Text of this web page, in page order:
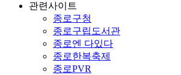
관련사이트
종로구청
종로구립도서관
종로엔 다있다
종로한복축제
종로PVR